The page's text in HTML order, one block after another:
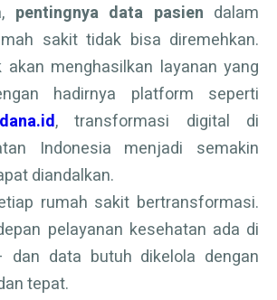
pentingnya data pasien dalam
sakit tidak bisa diremehkan.
akan menghasilkan layanan yang
hadirnya platform seperti
, transformasi digital di
Indonesia menjadi semakin
diandalkan.
rumah sakit bertransformasi.
pelayanan kesehatan ada di
data butuh dikelola dengan
tepat.